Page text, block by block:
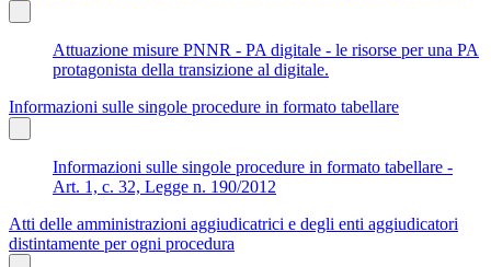
Attuazione misure PNNR - PA digitale - le risorse per una PA
protagonista della transizione al digitale.
Informazioni sulle singole procedure in formato tabellare
Informazioni sulle singole procedure in formato tabellare -
Art. 1, c. 32, Legge n. 190/2012
Atti delle amministrazioni aggiudicatrici e degli enti aggiudicatori
distintamente per ogni procedura